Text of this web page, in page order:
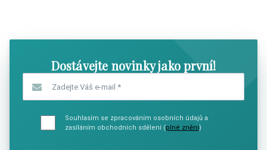
Dostávejte novinky jako první!
Souhlasím se zpracováním osobních údajů a
zasíláním obchodních sdělení (plné znění)